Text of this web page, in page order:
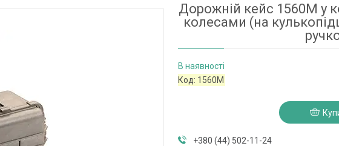
Дорожній кейс 1560M у
колесами (на
В наявності
Код: 1560M
+380 (44) 502-11-24